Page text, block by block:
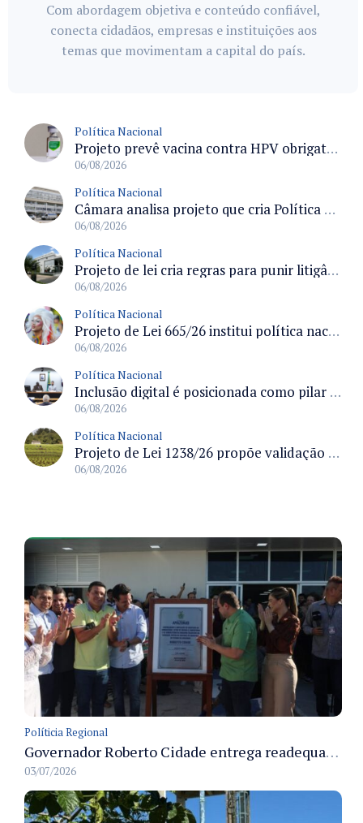
Com abordagem objetiva e conteúdo confiável,
conecta cidadãos, empresas e instituições aos
temas que movimentam a capital do país.
Política Nacional
Projeto prevê vacina contra HPV obrigatória e testes moleculares para rastreamento do câncer do colo do útero
06/08/2026
Política Nacional
Câmara analisa projeto que cria Política Nacional de Qualificação e Valorização da Preceptoria na Residência Médica
06/08/2026
Política Nacional
Projeto de lei cria regras para punir litigância abusiva reversa e integrar sistemas do Judiciário
06/08/2026
Política Nacional
Projeto de Lei 665/26 institui política nacional para prevenção ao transfeminicídio e prevê medidas de proteção e reparação
06/08/2026
Política Nacional
Inclusão digital é posicionada como pilar essencial da reurbanização de favelas e periferias
06/08/2026
Política Nacional
Projeto de Lei 1238/26 propõe validação automática do Cadastro Ambiental Rural para imóveis de até quatro módulos fiscais
06/08/2026
Políticia Regional
Governador Roberto Cidade entrega readequação do ambulatório da FCecon e amplia capacidade de atendimento oncológico em Manaus
03/07/2026